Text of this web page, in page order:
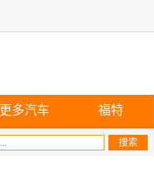
更多汽车 福特